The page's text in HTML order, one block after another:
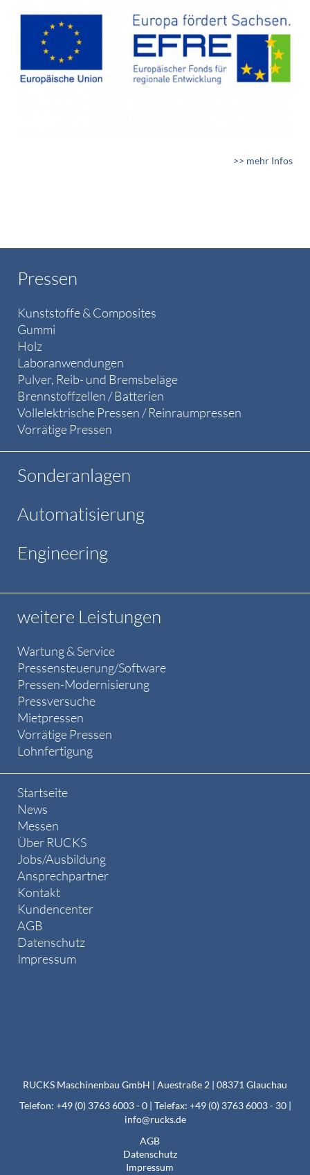
>> mehr Infos
Pressen
Kunststoffe & Composites
Gummi
Holz
Laboranwendungen
Pulver, Reib- und Bremsbeläge
Brennstoffzellen / Batterien
Vollelektrische Pressen / Reinraumpressen
Vorrätige Pressen
Sonderanlagen
Automatisierung
Engineering
weitere Leistungen
Wartung & Service
Pressensteuerung/Software
Pressen-Modernisierung
Pressversuche
Mietpressen
Vorrätige Pressen
Lohnfertigung
Startseite
News
Messen
Über RUCKS
Jobs/Ausbildung
Ansprechpartner
Kontakt
Kundencenter
AGB
Datenschutz
Impressum
RUCKS Maschinenbau GmbH | Auestraße 2 | 08371 Glauchau
Telefon: +49 (0) 3763 6003 - 0 | Telefax: +49 (0) 3763 6003 - 30 |
info@rucks.de
AGB
Datenschutz
Impressum